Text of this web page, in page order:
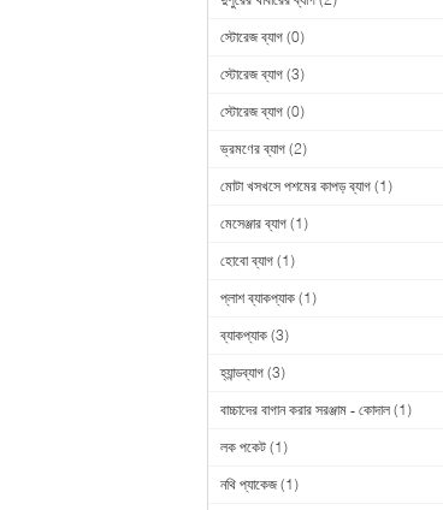
স্টোরেজ ব্যাগ (0)
স্টোরেজ ব্যাগ (3)
স্টোরেজ ব্যাগ (0)
ভ্রমণের ব্যাগ (2)
মোটা খসখসে পশমের কাপড় ব্যাগ (1)
মেসেঞ্জার ব্যাগ (1)
হোবো ব্যাগ (1)
প্লাশ ব্যাকপ্যাক (1)
ব্যাকপ্যাক (3)
হ্যান্ডব্যাগ (3)
বাচ্চাদের বাগান করার সরঞ্জাম - কোদাল (1)
লক পকেট (1)
নথি প্যাকেজ (1)